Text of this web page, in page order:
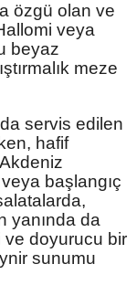
özgü olan ve
veya
beyaz
meze
servis edilen
hafif
Akdeniz
veya başlangıç
yanında da
ve doyurucu bir
sunumu